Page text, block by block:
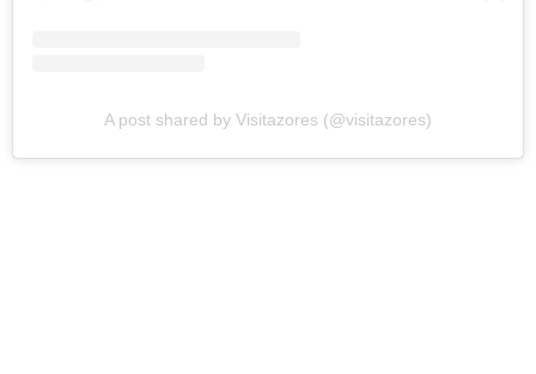
A post shared by Visitazores (@visitazores)